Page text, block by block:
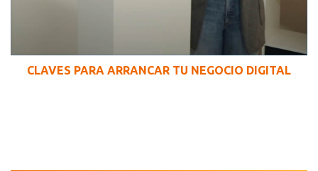
CLAVES PARA ARRANCAR TU NEGOCIO DIGITAL